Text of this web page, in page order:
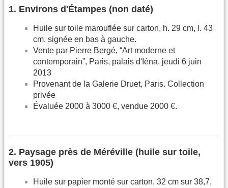
1. Environs d'Étampes (non daté)
Huile sur toile marouflée sur carton, h. 29 cm, l. 43
cm, signée en bas à gauche.
Vente par Pierre Bergé, “Art moderne et
contemporain”, Paris, palais d'Iéna, jeudi 6 juin
2013
Provenant de la Galerie Druet, Paris. Collection
privée
Évaluée 2000 à 3000 €, vendue 2000 €.
2. Paysage près de Méréville (huile sur toile,
vers 1905)
Huile sur papier monté sur carton, 32 cm sur 38,7,